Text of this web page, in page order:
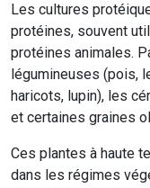
Les cultures
protéines, souvent
protéines animales.
légumineuses (pois,
haricots, lupin), les
et certaines graines
Ces plantes à haute
dans les régimes